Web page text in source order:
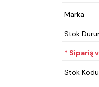
Marka
Stok
* Sipariş
Stok Kodu